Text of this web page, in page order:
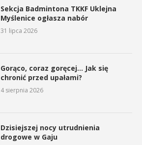
Sekcja Badmintona TKKF Uklejna
Myślenice ogłasza nabór
31 lipca 2026
Gorąco, coraz goręcej… Jak się
chronić przed upałami?
4 sierpnia 2026
Dzisiejszej nocy utrudnienia
drogowe w Gaju